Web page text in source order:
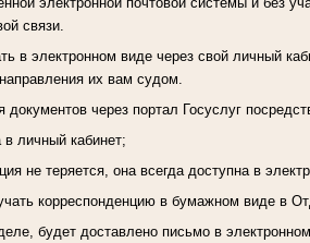
связи.
в электронном виде через свой личный
их вам судом.
через портал Госуслуг
личный кабинет;
не теряется, она всегда доступна в
корреспонденцию в бумажном виде в
будет доставлено письмо в